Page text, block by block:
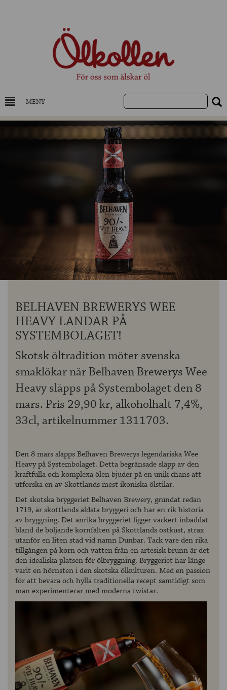
MENY
DRYCKESKUNSKAP
NYHETER
UTVALDA ÖL
UTVALDA CIDER
UTVALDA DESTILLAT
OM ÖLKOLLEN
KONTAKTA OSS
BELHAVEN BREWERYS WEE
HEAVY LANDAR PÅ
SYSTEMBOLAGET!
Skotsk öltradition möter svenska
smaklökar när Belhaven Brewerys Wee
Heavy släpps på Systembolaget den 8
mars. Pris 29,90 kr, alkoholhalt 7,4%,
33cl, artikelnummer 1311703.
Den 8 mars släpps Belhaven Brewerys legendariska Wee
Heavy på Systembolaget. Detta begränsade släpp av den
kraftfulla och komplexa ölen bjuder på en unik chans att
utforska en av Skottlands mest ikoniska ölstilar.
Det skotska bryggeriet Belhaven Brewery, grundat redan
1719, är skottlands äldsta bryggeri och har en rik historia
av bryggning. Det anrika bryggeriet ligger vackert inbäddat
bland de böljande kornfälten på Skottlands östkust, strax
utanför en liten stad vid namn Dunbar. Tack vare den rika
tillgången på korn och vatten från en artesisk brunn är det
den idealiska platsen för ölbryggning. Bryggeriet har länge
varit en hörnsten i den skotska ölkulturen. Med en passion
för att bevara och hylla traditionella recept samtidigt som
man experimenterar med moderna twistar.